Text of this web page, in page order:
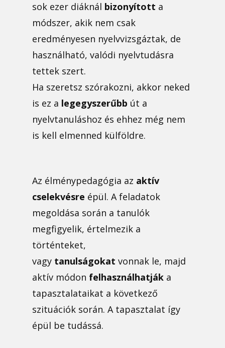
sok ezer diáknál bizonyított a
módszer, akik nem csak
eredményesen nyelvvizsgáztak, de
használható, valódi nyelvtudásra
tettek szert.
Ha szeretsz szórakozni, akkor neked
is ez a legegyszerűbb út a
nyelvtanuláshoz és ehhez még nem
is kell elmenned külföldre.
Az élménypedagógia az aktív
cselekvésre épül. A feladatok
megoldása során a tanulók
megfigyelik, értelmezik a
történteket,
vagy tanulságokat vonnak le, majd
aktív módon felhasználhatják a
tapasztalataikat a következő
szituációk során. A tapasztalat így
épül be tudássá.